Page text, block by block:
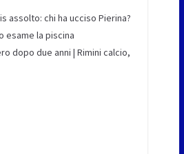
assolto: chi ha ucciso Pierina?
esame la piscina
dopo due anni | Rimini calcio,